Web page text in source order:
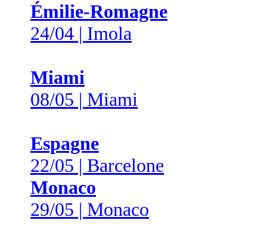
Émilie-Romagne
24/04 | Imola
Miami
08/05 | Miami
Espagne
22/05 | Barcelone
Monaco
29/05 | Monaco